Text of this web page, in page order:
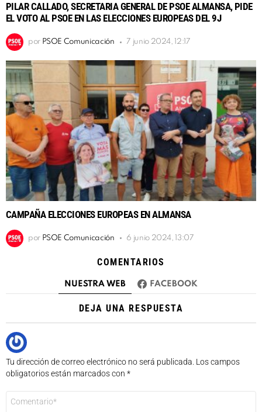
PILAR CALLADO, SECRETARIA GENERAL DE PSOE ALMANSA, PIDE
EL VOTO AL PSOE EN LAS ELECCIONES EUROPEAS DEL 9J
por PSOE Comunicación 7 junio 2024, 12:17
CAMPAÑA ELECCIONES EUROPEAS EN ALMANSA
por PSOE Comunicación 6 junio 2024, 13:07
COMENTARIOS
NUESTRA WEB FACEBOOK
DEJA UNA RESPUESTA
Tu dirección de correo electrónico no será publicada. Los campos
obligatorios están marcados con *